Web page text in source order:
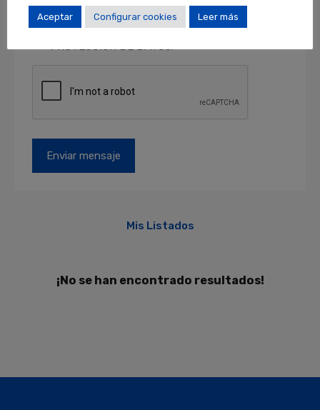
otros derechos en locales@locales.barcelona.
Más información en el apartado de
PROTECCIÓN DE DATOS.
Mis Listados
¡No se han encontrado resultados!
Aceptar Configurar cookies Leer más